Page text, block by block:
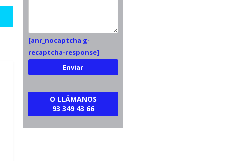
[anr_nocaptcha g-
recaptcha-response]
O LLÁMANOS
93 349 43 66